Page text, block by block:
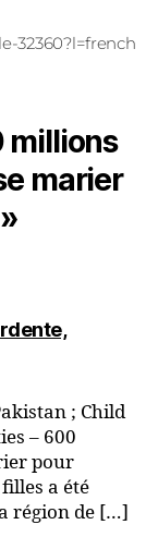
32360?l=french
millions
marier
; Child
– 600
pour
a été
région de […]